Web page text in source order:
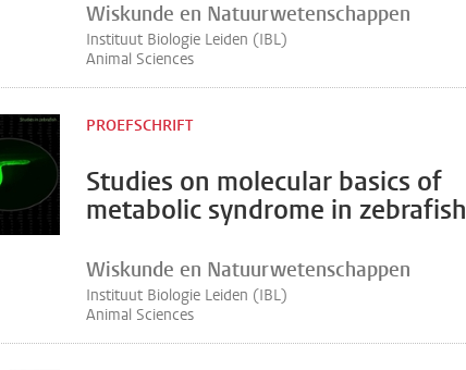
Wiskunde en Natuurwetenschappen
Instituut Biologie Leiden (IBL)
Animal Sciences
Studies on molecular basics of
metabolic syndrome in zebrafish
PROEFSCHRIFT
Wiskunde en Natuurwetenschappen
Instituut Biologie Leiden (IBL)
Animal Sciences